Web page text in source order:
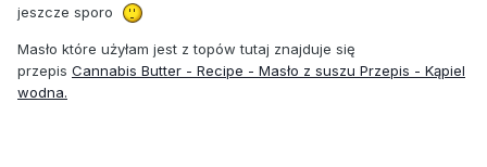
jeszcze sporo
Masło które użyłam jest z topów tutaj znajduje się
przepis Cannabis Butter - Recipe - Masło z suszu Przepis - Kąpiel
wodna.